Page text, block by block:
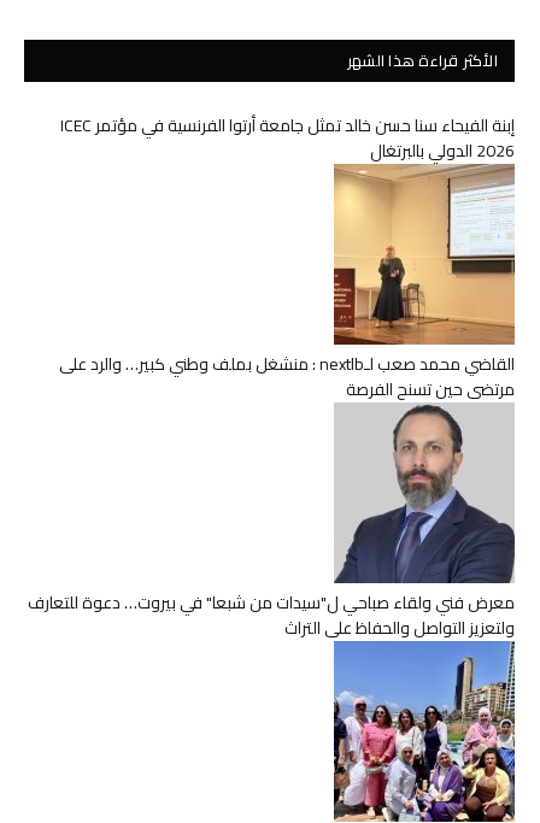
الأكثر قراءة هذا الشهر
إبنة الفيحاء سنا حسن خالد تمثل جامعة أرتوا الفرنسية في مؤتمر ICEC
2026 الدولي بالبرتغال
القاضي محمد صعب لـnextlb : منشغل بملف وطني كبير… والرد على
مرتضى حين تسنح الفرصة
معرض فني ولقاء صباحي ل"سيدات من شبعا" في بيروت… دعوة للتعارف
ولتعزيز التواصل والحفاظ على التراث